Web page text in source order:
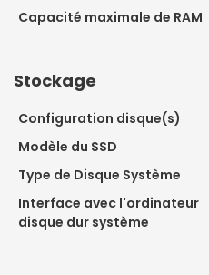
Capacité maximale de RAM
Stockage
Configuration disque(s)
Modèle du SSD
Type de Disque Système
Interface avec l'ordinateur
disque dur système